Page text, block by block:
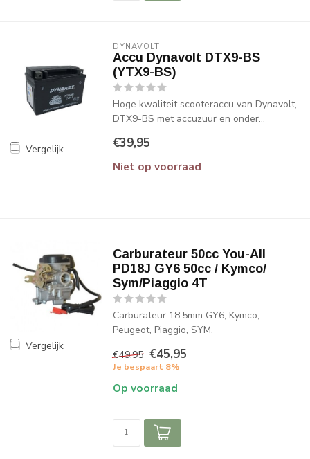
Vergelijk
DYNAVOLT
Accu Dynavolt DTX9-BS
(YTX9-BS)
Hoge kwaliteit scooteraccu van Dynavolt,
DTX9-BS met accuzuur en onder...
€39,95
Niet op voorraad
Vergelijk
Carburateur 50cc You-All
PD18J GY6 50cc / Kymco/
Sym/Piaggio 4T
Carburateur 18,5mm GY6, Kymco,
Peugeot, Piaggio, SYM,
€49,95 €45,95
Je bespaart 8%
Op voorraad